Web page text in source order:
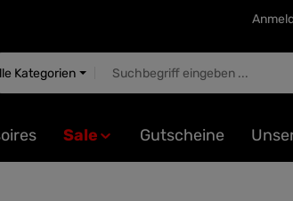
Kategorien
Sale Gutscheine